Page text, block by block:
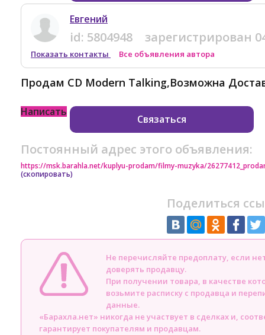
Евгений
id: 5804948 зарегистрирован
Показать контакты Все объявления автора
Продам CD Modern Talking,Возможна
Написать
Связаться
Постоянный адрес этого объявления:
https://msk.barahla.net/kuplyu-prodam/filmy-muzyka/
(скопировать)
Поделиться
Не перечисляйте предоплату, если
доверять продавцу.
При получении товара, в качестве
возьмите расписку с продавца и
данные.
«Барахла.нет» никогда не участвует в сделках и,
гарантирует покупателям и продавцам.